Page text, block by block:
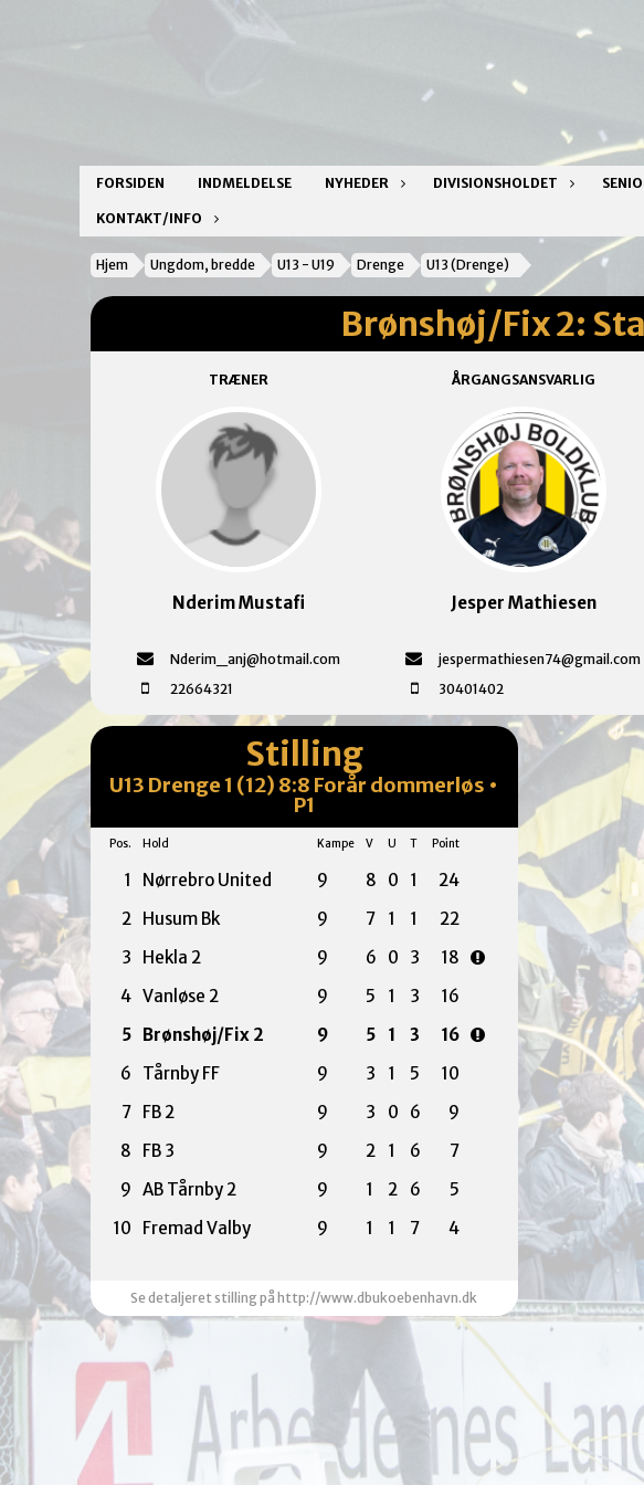
FORSIDEN INDMELDELSE NYHEDER DIVISIONSHOLDET
KONTAKT/INFO
Hjem Ungdom, bredde U13 - U19 Drenge U13 (Drenge)
Brønshøj/Fix 2:
TRÆNER
Nderim Mustafi
Nderim_anj@hotmail.com
22664321
ÅRGANGSANSVARLIG
Jesper Mathiesen
jespermathiesen74@gmail.com
30401402
Stilling
U13 Drenge 1 (12) 8:8 Forår dommerløs •
P1
Pos. Hold Kampe V U T Point
1 Nørrebro United 9 8 0 1
24
2 Husum Bk 9 7 1 1
22
3
Hekla 2 9 6 0 3
18
4 Vanløse 2 9 5 1 3
16
5 Brønshøj/Fix 2 9 5 1 3
16
6
Tårnby FF 9 3 1 5
10
7 FB 2 9 3 0 6
9
8
FB 3 9 2 1 6
7
9 AB Tårnby 2 9 1 2 6
5
10
Fremad Valby 9 1 1 7 4
Se detaljeret stilling på http://www.dbukoebenhavn.dk